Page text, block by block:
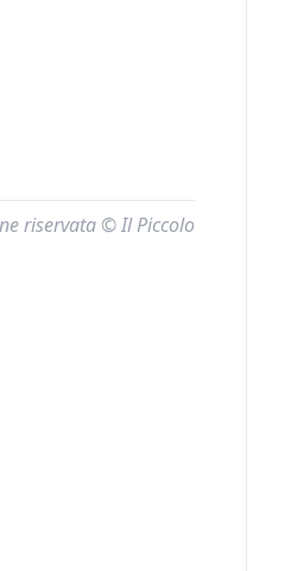
riservata © Il Piccolo